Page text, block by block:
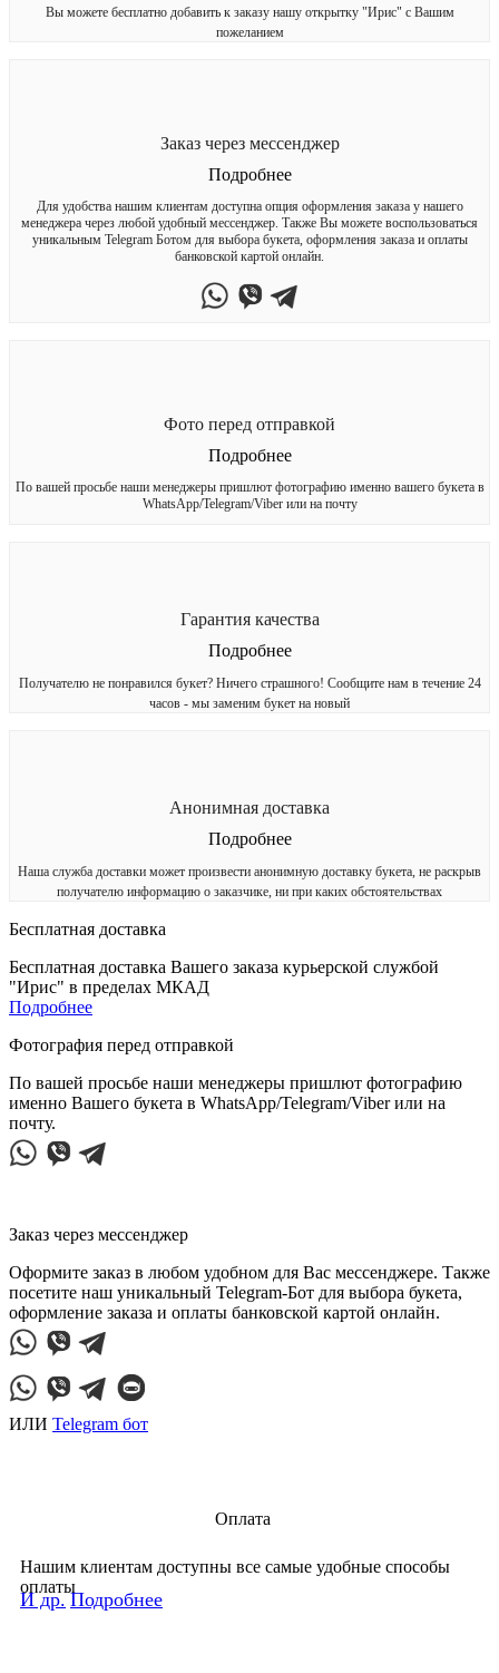
Вы можете бесплатно добавить к заказу нашу открытку "Ирис" с Вашим
пожеланием
Заказ через мессенджер
Подробнее
Для удобства нашим клиентам доступна опция оформления заказа у нашего
менеджера через любой удобный мессенджер. Также Вы можете воспользоваться
уникальным Telegram Ботом для выбора букета, оформления заказа и оплаты
банковской картой онлайн.
Фото перед отправкой
Подробнее
По вашей просьбе наши менеджеры пришлют фотографию именно вашего букета в
WhatsApp/Telegram/Viber или на почту
Гарантия качества
Подробнее
Получателю не понравился букет? Ничего страшного! Сообщите нам в течение 24
часов - мы заменим букет на новый
Анонимная доставка
Подробнее
Наша служба доставки может произвести анонимную доставку букета, не раскрыв
получателю информацию о заказчике, ни при каких обстоятельствах
Бесплатная доставка
Бесплатная доставка Вашего заказа курьерской службой
"Ирис" в пределах МКАД
Подробнее
Фотография перед отправкой
По вашей просьбе наши менеджеры пришлют фотографию
именно Вашего букета в WhatsApp/Telegram/Viber или на
почту.
Заказ через мессенджер
Оформите заказ в любом удобном для Вас мессенджере. Также
посетите наш уникальный Telegram-Бот для выбора букета,
оформление заказа и оплаты банковской картой онлайн.
ИЛИ Telegram бот
Оплата
Нашим клиентам доступны все самые удобные способы
оплаты
И др. Подробнее